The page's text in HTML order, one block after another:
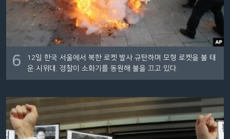
6
12일 한국 서울에서 북한 로켓 발사 규탄하며 모형 로켓을 불 태
운 시위대. 경찰이 소화기를 동원해 불을 끄고 있다.